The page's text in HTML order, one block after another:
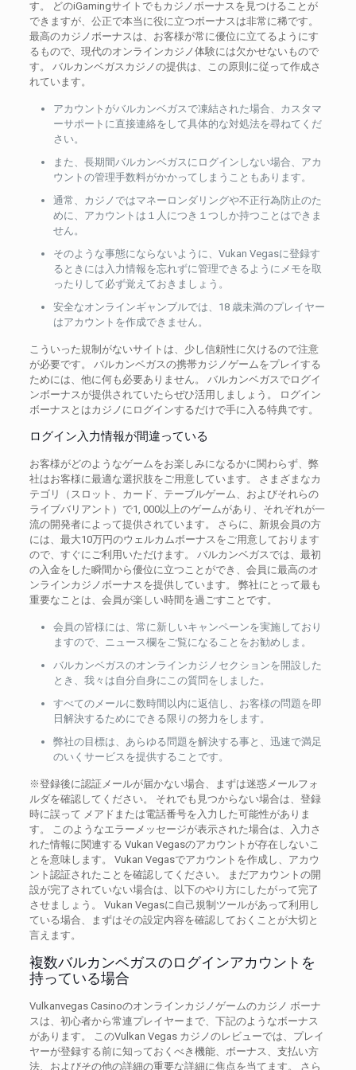
す。 どのiGamingサイトでもカジノボーナスを見つけることが
できますが、公正で本当に役に立つボーナスは非常に稀です。
最高のカジノボーナスは、お客様が常に優位に立てるようにす
るもので、現代のオンラインカジノ体験には欠かせないもので
す。 バルカンベガスカジノの提供は、この原則に従って作成さ
れています。
アカウントがバルカンベガスで凍結された場合、カスタマ
ーサポートに直接連絡をして具体的な対処法を尋ねてくだ
さい。
また、長期間バルカンベガスにログインしない場合、アカ
ウントの管理手数料がかかってしまうこともあります。
通常、カジノではマネーロンダリングや不正行為防止のた
めに、アカウントは１人につき１つしか持つことはできま
せん。
そのような事態にならないように、Vukan Vegasに登録す
るときには入力情報を忘れずに管理できるようにメモを取
ったりして必ず覚えておきましょう。
安全なオンラインギャンブルでは、18 歳未満のプレイヤー
はアカウントを作成できません。
こういった規制がないサイトは、少し信頼性に欠けるので注意
が必要です。 バルカンベガスの携帯カジノゲームをプレイする
ためには、他に何も必要ありません。 バルカンベガスでログイ
ンボーナスが提供されていたらぜひ活用しましょう。 ログイン
ボーナスとはカジノにログインするだけで手に入る特典です。
ログイン入力情報が間違っている
お客様がどのようなゲームをお楽しみになるかに関わらず、弊
社はお客様に最適な選択肢をご用意しています。 さまざまなカ
テゴリ（スロット、カード、テーブルゲーム、およびそれらの
ライブバリアント）で1, 000以上のゲームがあり、それぞれが一
流の開発者によって提供されています。 さらに、新規会員の方
には、最大10万円のウェルカムボーナスをご用意しております
ので、すぐにご利用いただけます。 バルカンベガスでは、最初
の入金をした瞬間から優位に立つことができ、会員に最高のオ
ンラインカジノボーナスを提供しています。 弊社にとって最も
重要なことは、会員が楽しい時間を過ごすことです。
会員の皆様には、常に新しいキャンペーンを実施しており
ますので、ニュース欄をご覧になることをお勧めしま。
バルカンベガスのオンラインカジノセクションを開設した
とき、我々は自分自身にこの質問をしました。
すべてのメールに数時間以内に返信し、お客様の問題を即
日解決するためにできる限りの努力をします。
弊社の目標は、あらゆる問題を解決する事と、迅速で満足
のいくサービスを提供することです。
※登録後に認証メールが届かない場合、まずは迷惑メールフォ
ルダを確認してください。 それでも見つからない場合は、登録
時に誤って メアドまたは電話番号を入力した可能性がありま
す。 このようなエラーメッセージが表示された場合は、入力さ
れた情報に関連する Vukan Vegasのアカウントが存在しないこ
とを意味します。 Vukan Vegasでアカウントを作成し、アカウ
ント認証されたことを確認してください。 まだアカウントの開
設が完了されていない場合は、以下のやり方にしたがって完了
させましょう。 Vukan Vegasに自己規制ツールがあって利用し
ている場合、まずはその設定内容を確認しておくことが大切と
言えます。
複数バルカンベガスのログインアカウントを
持っている場合
Vulkanvegas Casinoのオンラインカジノゲームのカジノ ボーナ
スは、初心者から常連プレイヤーまで、下記のようなボーナス
があります。 このVulkan Vegas カジノのレビューでは、プレイ
ヤーが登録する前に知っておくべき機能、ボーナス、支払い方
法、およびその他の詳細の重要な詳細に焦点を当てます。 さら